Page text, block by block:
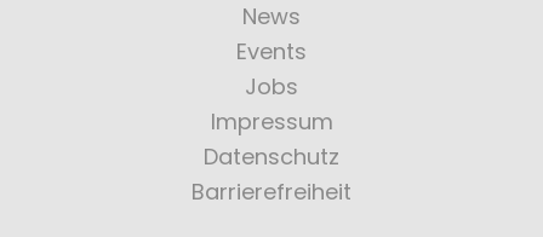
News
Events
Jobs
Impressum
Datenschutz
Barrierefreiheit